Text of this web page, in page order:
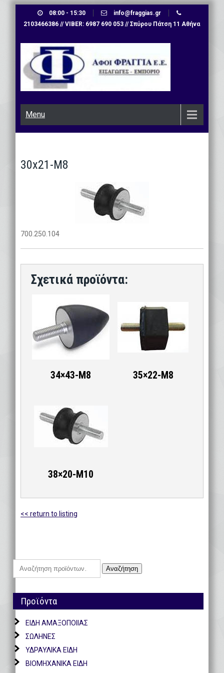
08:00 - 15:30
info@fraggias.gr
2103466386 // VIBER: 6987 690 053 // Σπύρου Πάτση 11 Αθήνα
Menu
30x21-M8
700.250.104
34×43-M8 35×22-M8
38×20-M10
<< return to listing
Αναζήτηση
για:
Αναζήτηση
Προϊόντα
ΕΙΔΗ ΑΜΑΞΟΠΟΙΙΑΣ
ΣΩΛΗΝΕΣ
ΥΔΡΑΥΛΙΚΑ ΕΙΔΗ
ΒΙΟΜΗΧΑΝΙΚΑ ΕΙΔΗ